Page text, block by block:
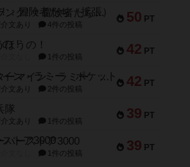
50 PT
クランク! ：冒険者たち（拡張）
介文あり 4件の投稿
42 PT
ほうの！
1件の投稿
42 PT
スターマイン・ラミー ポケット
介文あり 2件の投稿
39 PT
隊
介文あり 1件の投稿
39 PT
パーストア3000
1件の投稿